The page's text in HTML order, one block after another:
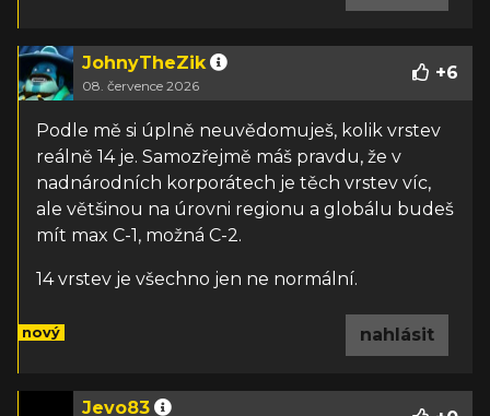
JohnyTheZik
08. července 2026
+6
Podle mě si úplně neuvědomuješ, kolik vrstev
reálně 14 je. Samozřejmě máš pravdu, že v
nadnárodních korporátech je těch vrstev víc,
ale většinou na úrovni regionu a globálu budeš
mít max C-1, možná C-2.
14 vrstev je všechno jen ne normální.
nový nahlásit
Jevo83